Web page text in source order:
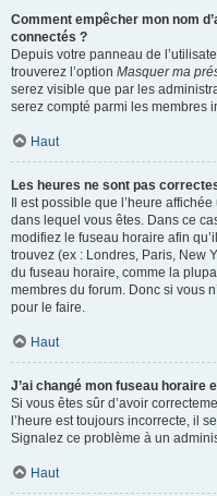
Comment empêcher mon nom
connectés ?
Depuis votre panneau de
trouverez l’option Masquer ma
serez visible que par les
serez compté parmi les membres
Haut
Les heures ne sont pas
Il est possible que l’heure
dans lequel vous êtes. Dans ce
modifiez le fuseau horaire afin
trouvez (ex : Londres, Paris, New
du fuseau horaire, comme la
membres du forum. Donc si vous
pour le faire.
Haut
J’ai changé mon fuseau horaire
Si vous êtes sûr d’avoir
l’heure est toujours incorrecte, il
Signalez ce problème à un
Haut